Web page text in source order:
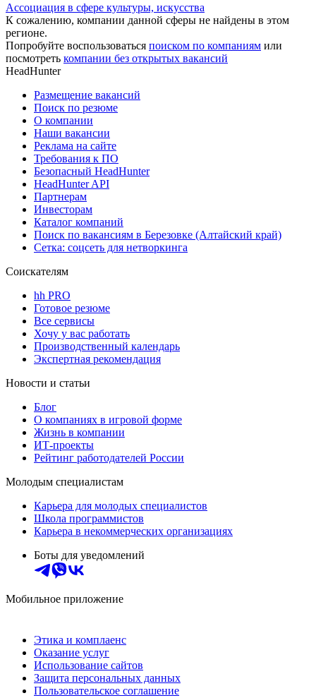
Ассоциация в сфере культуры, искусства
К сожалению, компании данной сферы не найдены в этом
регионе.
Попробуйте воспользоваться поиском по компаниям или
посмотреть компании без открытых вакансий
HeadHunter
Размещение вакансий
Поиск по резюме
О компании
Наши вакансии
Реклама на сайте
Требования к ПО
Безопасный HeadHunter
HeadHunter API
Партнерам
Инвесторам
Каталог компаний
Поиск по вакансиям в Березовке (Алтайский край)
Сетка: соцсеть для нетворкинга
Соискателям
hh PRO
Готовое резюме
Все сервисы
Хочу у вас работать
Производственный календарь
Экспертная рекомендация
Новости и статьи
Блог
О компаниях в игровой форме
Жизнь в компании
ИТ-проекты
Рейтинг работодателей России
Молодым специалистам
Карьера для молодых специалистов
Школа программистов
Карьера в некоммерческих организациях
Боты для уведомлений
Мобильное приложение
Этика и комплаенс
Оказание услуг
Использование сайтов
Защита персональных данных
Пользовательское соглашение